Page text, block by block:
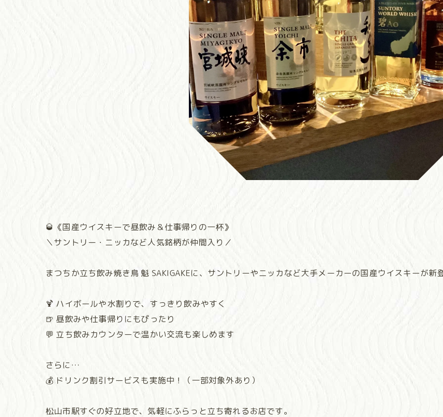
🥃《国産ウイスキーで昼飲み＆仕事帰りの一杯》
＼サントリー・ニッカなど人気銘柄が仲間入り／
まつちか立ち飲み焼き鳥 魁 SAKIGAKEに、サントリーやニッカなど大手メーカーの国産ウイスキーが新
🍹 ハイボールや水割りで、すっきり飲みやすく
🍺 昼飲みや仕事帰りにもぴったり
💬 立ち飲みカウンターで温かい交流も楽しめます
さらに…
💰 ドリンク割引サービスも実施中！（一部対象外あり）
松山市駅すぐの好立地で、気軽にふらっと立ち寄れるお店です。